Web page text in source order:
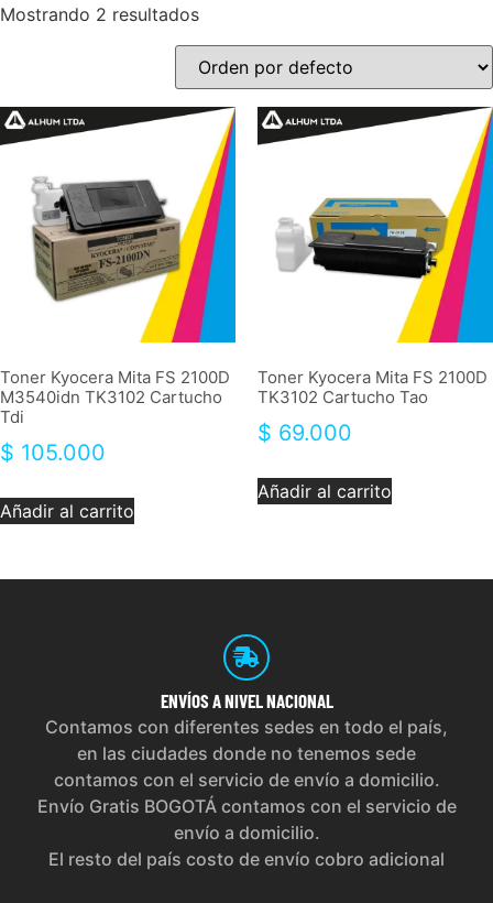
Mostrando 2 resultados
Toner Kyocera Mita FS 2100D
M3540idn TK3102 Cartucho
Tdi
$ 105.000
Añadir al carrito
Toner Kyocera Mita FS 2100D
TK3102 Cartucho Tao
$ 69.000
Añadir al carrito
ENVÍOS A NIVEL NACIONAL
Contamos con diferentes sedes en todo el país,
en las ciudades donde no tenemos sede
contamos con el servicio de envío a domicilio.
Envío Gratis BOGOTÁ contamos con el servicio de
envío a domicilio.
El resto del país costo de envío cobro adicional